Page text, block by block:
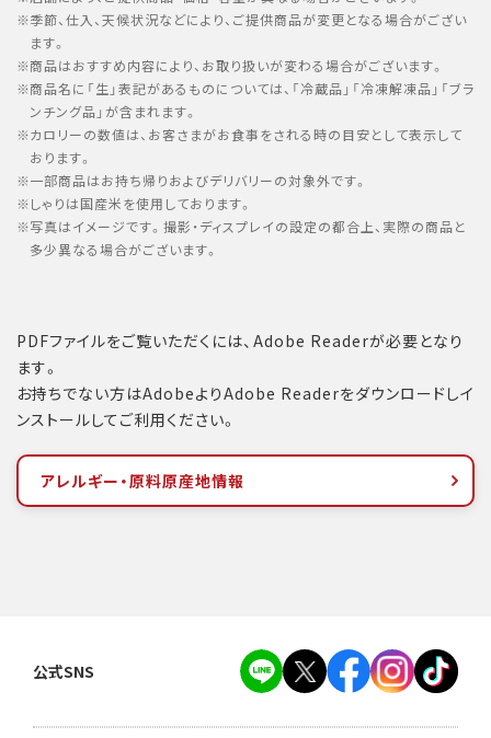
季節、仕入、天候状況などにより、ご提供商品が変更となる場合がござい
ます。
商品はおすすめ内容により、お取り扱いが変わる場合がございます。
商品名に「生」表記があるものについては、「冷蔵品」「冷凍解凍品」「ブラ
ンチング品」が含まれます。
カロリーの数値は、お客さまがお食事をされる時の目安として表示して
おります。
一部商品はお持ち帰りおよびデリバリーの対象外です。
しゃりは国産米を使用しております。
写真はイメージです。撮影・ディスプレイの設定の都合上、実際の商品と
多少異なる場合がございます。
PDFファイルをご覧いただくには、Adobe Readerが必要となり
ます。
お持ちでない方はAdobeよりAdobe Readerをダウンロードしイ
ンストールしてご利用ください。
アレルギー・原料原産地情報
公式SNS